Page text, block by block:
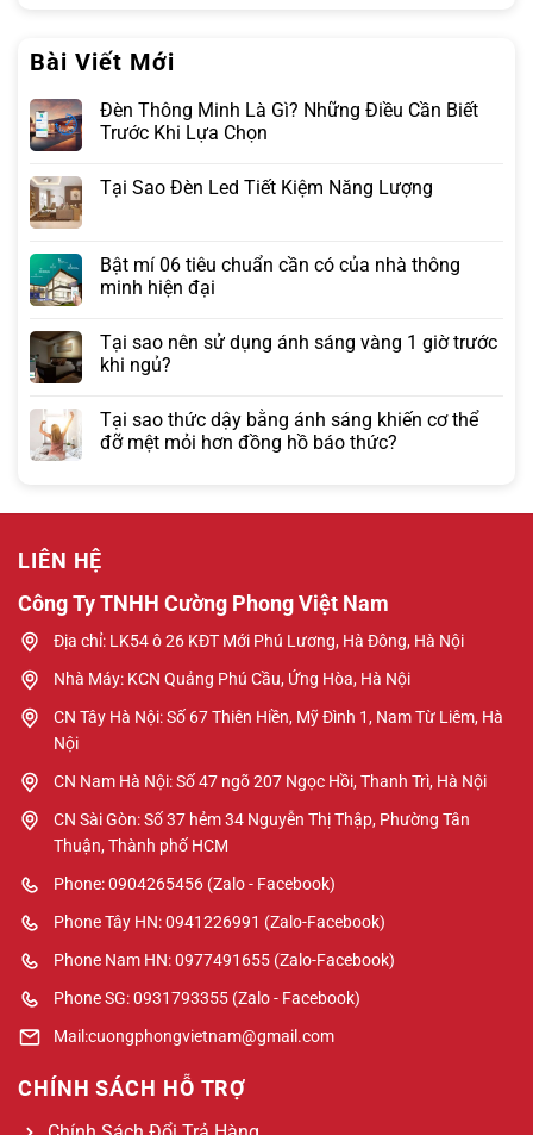
Bài Viết Mới
Đèn Thông Minh Là Gì? Những Điều Cần Biết
Trước Khi Lựa Chọn
Tại Sao Đèn Led Tiết Kiệm Năng Lượng
Bật mí 06 tiêu chuẩn cần có của nhà thông
minh hiện đại
Tại sao nên sử dụng ánh sáng vàng 1 giờ trước
khi ngủ?
Tại sao thức dậy bằng ánh sáng khiến cơ thể
đỡ mệt mỏi hơn đồng hồ báo thức?
LIÊN HỆ
Công Ty TNHH Cường Phong Việt Nam
Địa chỉ: LK54 ô 26 KĐT Mới Phú Lương, Hà Đông, Hà Nội
Nhà Máy: KCN Quảng Phú Cầu, Ứng Hòa, Hà Nội
CN Tây Hà Nội: Số 67 Thiên Hiền, Mỹ Đình 1, Nam Từ Liêm, Hà
Nội
CN Nam Hà Nội: Số 47 ngõ 207 Ngọc Hồi, Thanh Trì, Hà Nội
CN Sài Gòn: Số 37 hẻm 34 Nguyễn Thị Thập, Phường Tân
Thuận, Thành phố HCM
Phone: 0904265456 (Zalo - Facebook)
Phone Tây HN: 0941226991 (Zalo-Facebook)
Phone Nam HN: 0977491655 (Zalo-Facebook)
Phone SG: 0931793355 (Zalo - Facebook)
Mail:cuongphongvietnam@gmail.com
CHÍNH SÁCH HỖ TRỢ